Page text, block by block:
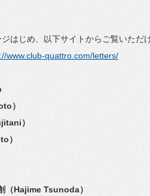
はじめ、
以下サイトからご覧いただ
www.club-quattro.com/letters/
）
）
）
Hajime Tsunoda）